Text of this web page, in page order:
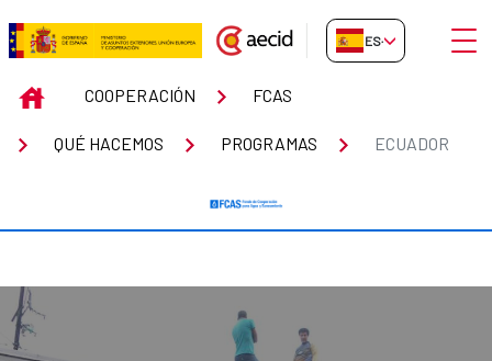
Saltar al contenido principal
Ecuador
ES-ES Abrir
INICIOCOOPERACIÓN FCAS
QUÉ HACEMOS PROGRAMAS ECUADOR